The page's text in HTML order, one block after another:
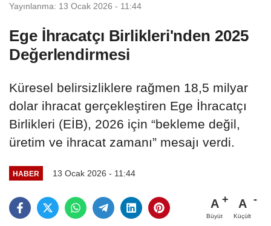
Yayınlanma: 13 Ocak 2026 - 11:44
Ege İhracatçı Birlikleri'nden 2025
Değerlendirmesi
Küresel belirsizliklere rağmen 18,5 milyar
dolar ihracat gerçekleştiren Ege İhracatçı
Birlikleri (EİB), 2026 için “bekleme değil,
üretim ve ihracat zamanı” mesajı verdi.
HABER 13 Ocak 2026 - 11:44
A
Büyüt
A
Küçült